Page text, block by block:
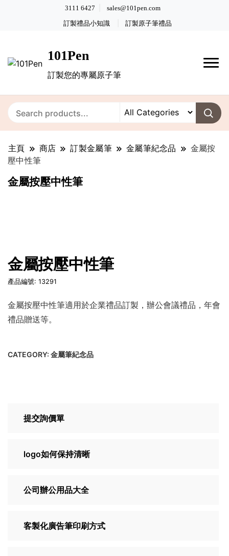
3111 6427 sales@101pen.com
訂製禮品小知識 訂製原子筆禮品
101Pen
訂製您的專屬原子筆
主頁 商店 訂製金屬筆 金屬筆紀念品
金屬按
壓中性筆
金屬按壓中性筆
金屬按壓中性筆
產品編號: 13291
金屬按壓中性筆適用於企業禮品訂製，辦公會議禮品，年會
禮品贈送等。
CATEGORY: 金屬筆紀念品
提交詢價單
logo如何保持清晰
公司辦公用品大全
客製化廣告筆印刷方式